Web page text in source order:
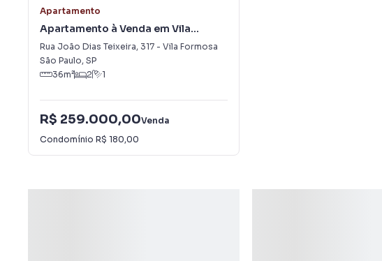
Apartamento
Apartamento à Venda em Vila
Formosa
Rua João Dias Teixeira, 317 - Vila Formosa
São Paulo, SP
36m² 2 1
R$ 259.000,00Venda
Condomínio R$ 180,00